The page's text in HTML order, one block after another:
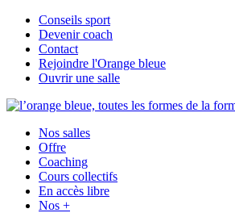
Conseils sport
Devenir coach
Contact
Rejoindre l'Orange bleue
Ouvrir une salle
Nos salles
Offre
Coaching
Cours collectifs
En accès libre
Nos +